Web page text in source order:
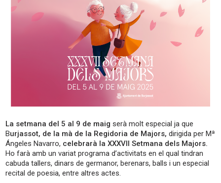
La setmana del 5 al 9 de maig serà molt especial ja que
Burjassot, de la mà de la Regidoria de Majors, dirigida per Mª
Ángeles Navarro, celebrarà la XXXVII Setmana dels Majors.
Ho farà amb un variat programa d’activitats en el qual tindran
cabuda tallers, dinars de germanor, berenars, balls i un especial
recital de poesia, entre altres actes.